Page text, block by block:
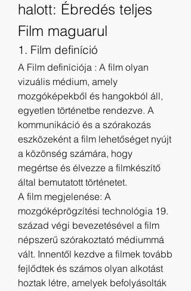
halott: Ébredés teljes
Film maguarul
1. Film definíció
A Film definíciója : A film olyan
vizuális médium, amely
mozgóképekből és hangokból áll,
egyetlen történetbe rendezve. A
kommunikáció és a szórakozás
eszközeként a film lehetőséget nyújt
a közönség számára, hogy
megértse és élvezze a filmkészítő
által bemutatott történetet.
A film megjelenése: A
mozgóképrögzítési technológia 19.
század végi bevezetésével a film
népszerű szórakoztató médiummá
vált. Innentől kezdve a filmek tovább
fejlődtek és számos olyan alkotást
hoztak létre, amelyek befolyásolták